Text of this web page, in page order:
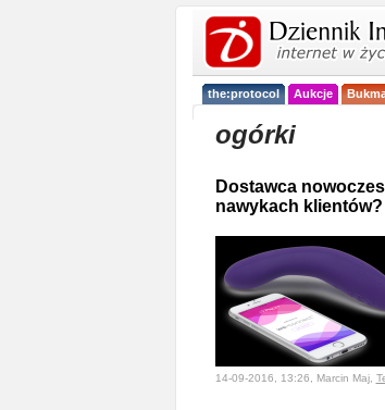
the:protocol Aukcje
ogórki
Dostawca
nawykach
14-09-2016, 13:26, Marcin Maj,